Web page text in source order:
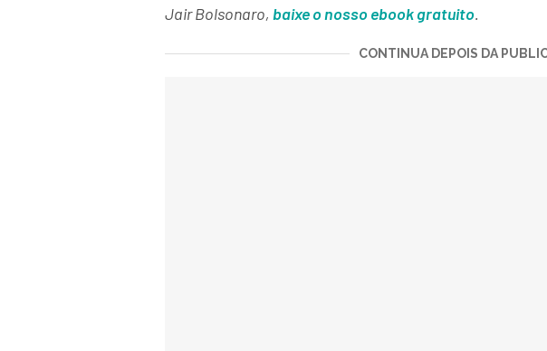
Jair Bolsonaro, baixe o nosso ebook gratuito.
CONTINUA DEPOIS DA